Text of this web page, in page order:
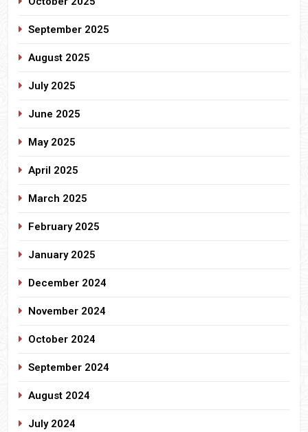
September 2025
August 2025
July 2025
June 2025
May 2025
April 2025
March 2025
February 2025
January 2025
December 2024
November 2024
October 2024
September 2024
August 2024
July 2024